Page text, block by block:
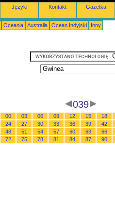
Języki Kontakt Gazetka
Oceania Australia Ocean Indyjski Inny
039
00 03 06 09 12 15 18
24
27 30 33 36 39 42
48
51 54 57 60 63 66
72
75 78 81 84 87 90